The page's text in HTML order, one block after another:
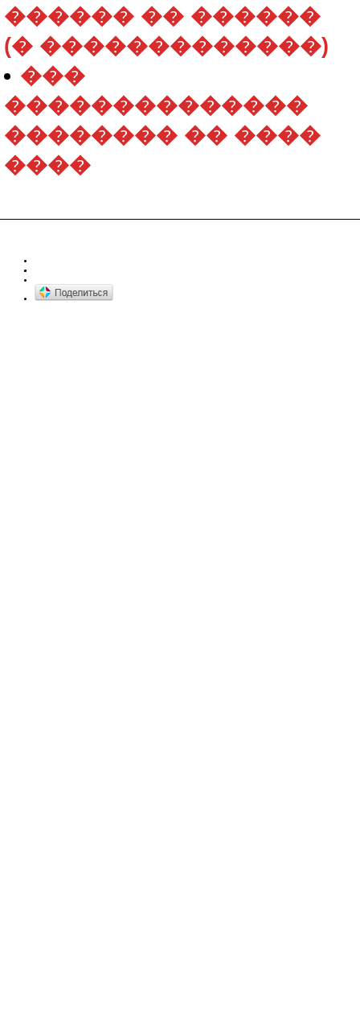
������ �� ������
(� �������������)
���
��������������
�������� �� ����
����